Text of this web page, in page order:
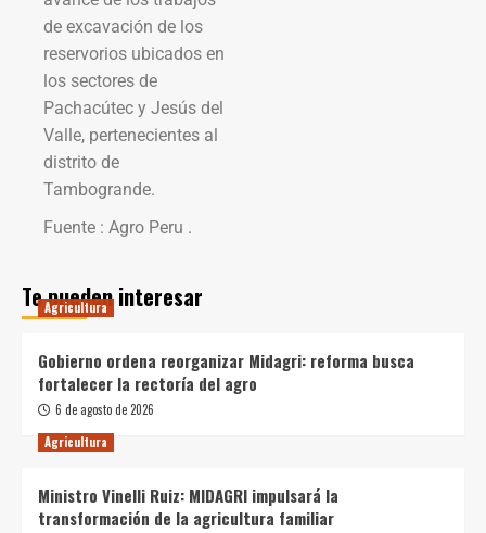
de excavación de los
reservorios ubicados en
los sectores de
Pachacútec y Jesús del
Valle, pertenecientes al
distrito de
Tambogrande.
Fuente : Agro Peru .
Te pueden interesar
Agricultura
Gobierno ordena reorganizar Midagri: reforma busca
fortalecer la rectoría del agro
6 de agosto de 2026
Agricultura
Ministro Vinelli Ruiz: MIDAGRI impulsará la
transformación de la agricultura familiar